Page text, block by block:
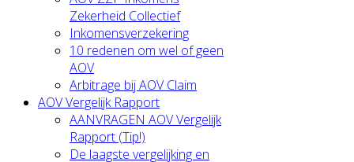
Zekerheid Collectief
Inkomensverzekering
10 redenen om wel of geen
AOV
Arbitrage bij AOV Claim
AOV Vergelijk Rapport
AANVRAGEN AOV Vergelijk
Rapport (Tip!)
De laagste vergelijking en